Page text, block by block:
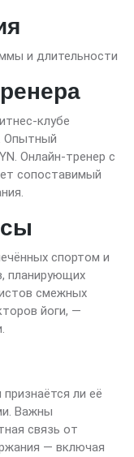
и длительности
клубе
Опытный
Онлайн-тренер с
сопоставимый
спортом и
планирующих
смежных
йоги, —
ли её
Важны
связь от
— включая